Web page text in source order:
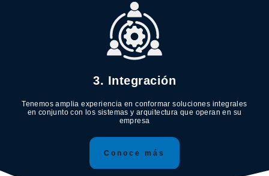
3. Integración
Tenemos amplia experiencia en conformar soluciones integrales
en conjunto con los sistemas y arquitectura que operan en su
empresa
Conoce más